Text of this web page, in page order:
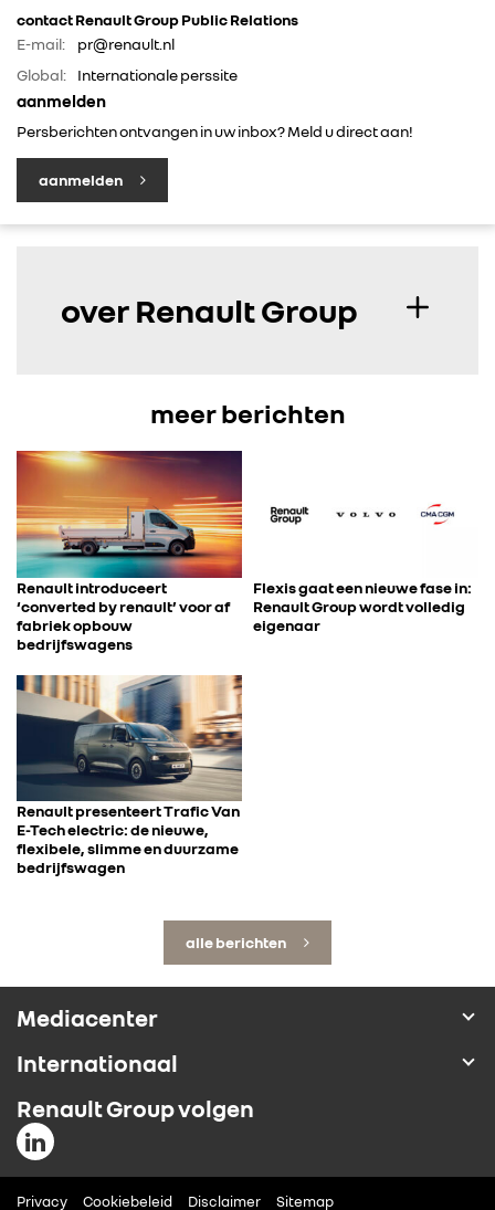
contact Renault Group Public Relations
E-mail:
pr@renault.nl
Global:
Internationale perssite
aanmelden
Persberichten ontvangen in uw inbox? Meld u direct aan!
aanmelden
over Renault Group
meer berichten
Renault introduceert
‘converted by renault’ voor af
fabriek opbouw
bedrijfswagens
Flexis gaat een nieuwe fase in:
Renault Group wordt volledig
eigenaar
Renault presenteert Trafic Van
E-Tech electric: de nieuwe,
flexibele, slimme en duurzame
bedrijfswagen
alle berichten
Mediacenter
Internationaal
Renault Group volgen
Privacy Cookiebeleid Disclaimer Sitemap